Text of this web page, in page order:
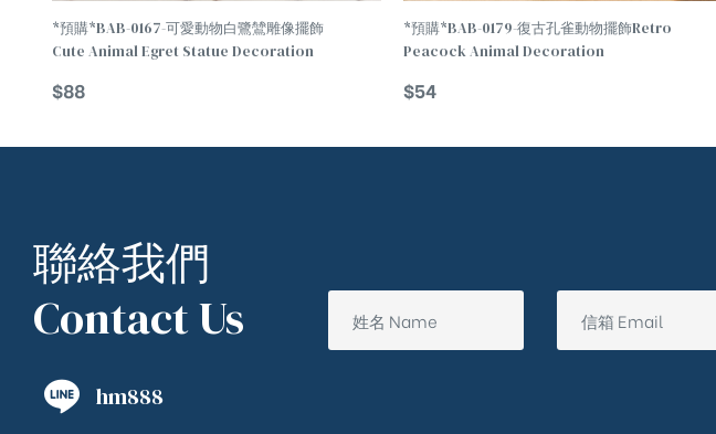
*預購*BAB-0167-可愛動物白鷺鷥雕像擺飾
Cute Animal Egret Statue Decoration
$88
*預購*BAB-0179-復古孔雀動物擺飾Retro
Peacock Animal Decoration
$54
聯絡我們
Contact Us
hm888